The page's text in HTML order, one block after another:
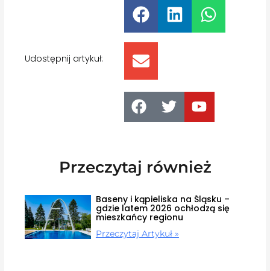
Udostępnij artykuł:
Przeczytaj również
Baseny i kąpieliska na Śląsku –
gdzie latem 2026 ochłodzą się
mieszkańcy regionu
Przeczytaj Artykuł »